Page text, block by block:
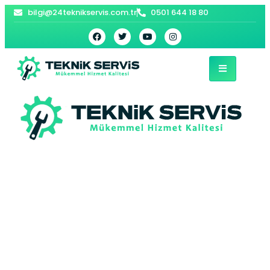
bilgi@24teknikservis.com.tr 0501 644 18 80